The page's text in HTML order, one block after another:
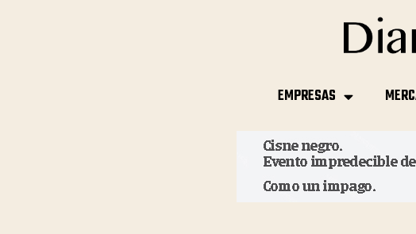
EMPRESAS